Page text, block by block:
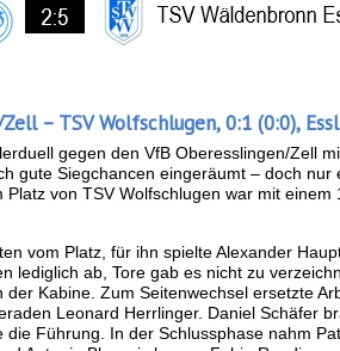
– TSV Wolfschlugen, 0:1 (0:0),
gegen den VfB Oberesslingen/Zell
gute Siegchancen eingeräumt – doch nur
von TSV Wolfschlugen war mit einem
vom Platz, für ihn spielte Alexander
lediglich ab, Tore gab es nicht zu
Kabine. Zum Seitenwechsel ersetzte
Leonard Herrlinger. Daniel Schäfer
Führung. In der Schlussphase nahm